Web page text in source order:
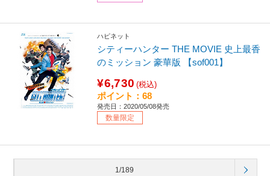
ハピネット
シティーハンター THE MOVIE 史上最香
のミッション 豪華版 【sof001】
¥6,730 (税込)
ポイント：68
発売日：2020/05/08発売
数量限定
1/189